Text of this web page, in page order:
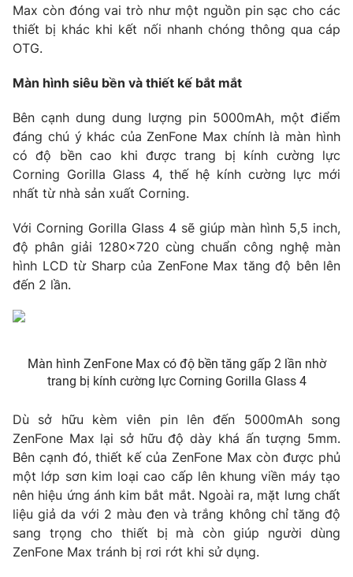
Thị trường
Tư vấn
Lịch phát sóng
Photo Infographic
Video Shorts video
VTV Money VTV Thể thao
VTV Sức khoẻ
Thị trường 24h
VTV4 Vươn mình bằng AI
VTV9 VTV8
Liên hệ tòa soạn English
THỜI BÁO VTV
Max còn đóng vai trò như một nguồn pin sạc cho các
thiết bị khác khi kết nối nhanh chóng thông qua cáp
OTG.
Màn hình siêu bền và thiết kế bắt mắt
Bên cạnh dung dung lượng pin 5000mAh, một điểm
đáng chú ý khác của ZenFone Max chính là màn hình
có độ bền cao khi được trang bị kính cường lực
Corning Gorilla Glass 4, thế hệ kính cường lực mới
nhất từ nhà sản xuất Corning.
Với Corning Gorilla Glass 4 sẽ giúp màn hình 5,5 inch,
độ phân giải 1280x720 cùng chuẩn công nghệ màn
hình LCD từ Sharp của ZenFone Max tăng độ bên lên
đến 2 lần.
Màn hình ZenFone Max có độ bền tăng gấp 2 lần nhờ
trang bị kính cường lực Corning Gorilla Glass 4
Dù sở hữu kèm viên pin lên đến 5000mAh song
ZenFone Max lại sở hữu độ dày khá ấn tượng 5mm.
Bên cạnh đó, thiết kế của ZenFone Max còn được phủ
một lớp sơn kim loại cao cấp lên khung viền máy tạo
nên hiệu ứng ánh kim bắt mắt. Ngoài ra, mặt lưng chất
liệu giả da với 2 màu đen và trắng không chỉ tăng độ
sang trọng cho thiết bị mà còn giúp người dùng
ZenFone Max tránh bị rơi rớt khi sử dụng.